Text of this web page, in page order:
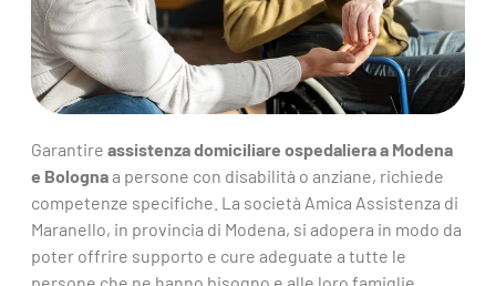
Garantire assistenza domiciliare ospedaliera a Modena
e Bolognaa persone con disabilità o anziane, richiede
competenze specifiche. La società Amica Assistenza di
Maranello, in provincia di Modena, si adopera in modo da
poter offrire supporto e cure adeguate a tutte le